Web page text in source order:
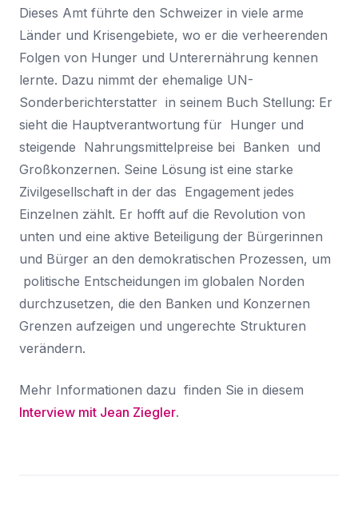
Dieses Amt führte den Schweizer in viele arme
Länder und Krisengebiete, wo er die verheerenden
Folgen von Hunger und Unterernährung kennen
lernte. Dazu nimmt der ehemalige UN-
Sonderberichterstatter in seinem Buch Stellung: Er
sieht die Hauptverantwortung für Hunger und
steigende Nahrungsmittelpreise bei Banken und
Großkonzernen. Seine Lösung ist eine starke
Zivilgesellschaft in der das Engagement jedes
Einzelnen zählt. Er hofft auf die Revolution von
unten und eine aktive Beteiligung der Bürgerinnen
und Bürger an den demokratischen Prozessen, um
politische Entscheidungen im globalen Norden
durchzusetzen, die den Banken und Konzernen
Grenzen aufzeigen und ungerechte Strukturen
verändern.
Mehr Informationen dazu finden Sie in diesem
Interview mit Jean Ziegler.
Sie haben bereits ein Konto?
Hier klicken um sich anzumelden